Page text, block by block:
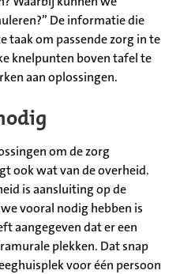
De informatie die
taak om passende zorg in te
knelpunten boven tafel te
aan oplossingen.
om de zorg
ook wat van de overheid.
is aansluiting op de
vooral nodig hebben is
aangegeven dat er een
plekken. Dat snap
voor één persoon